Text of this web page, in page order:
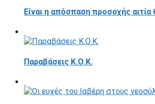
Είναι η απόσπαση προσοχής αιτία
Παραβάσεις Κ.Ο.Κ.